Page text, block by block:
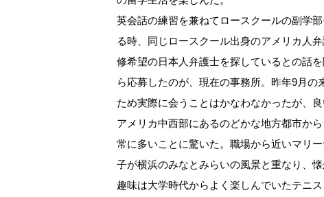
英会話の練習を兼ねてロースクールの副学
る時、同じロースクール出身のアメリカ人
修希望の日本人弁護士を探しているとの話
ら応募したのが、現在の事務所。昨年9月
ため実際に会うことはかなわなかったが、
アメリカ中西部にあるのどかな地方都市か
常に多いことに驚いた。職場から近いマリ
子が横浜のみなとみらいの風景と重なり、懐
趣味は大学時代からよく楽しんでいたテニ